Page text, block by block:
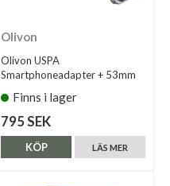
Olivon
Olivon USPA
Smartphoneadapter + 53mm
Finns i lager
795 SEK
LÄS MER
KÖP